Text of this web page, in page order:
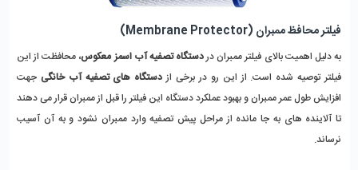
فیلتر محافظ ممبران (Membrane Protector)
به دلیل اهمیت بالای فیلتر ممبران دردستگاه تصفیه آب اسمز معکوس، محافظت از این
فیلتر توصیه شده است. از این رو در برخی از دستگاه های تصفیه آب خانگی جهت
افزایش طول عمر ممبران و بهبود عملکرد دستگاه این فیلتر را قبل از ممبران قرار می دهند
تا آلاینده های به جا مانده از مراحل پیش تصفیه وارد ممبران نشود و به آن آسیب
نرساند.